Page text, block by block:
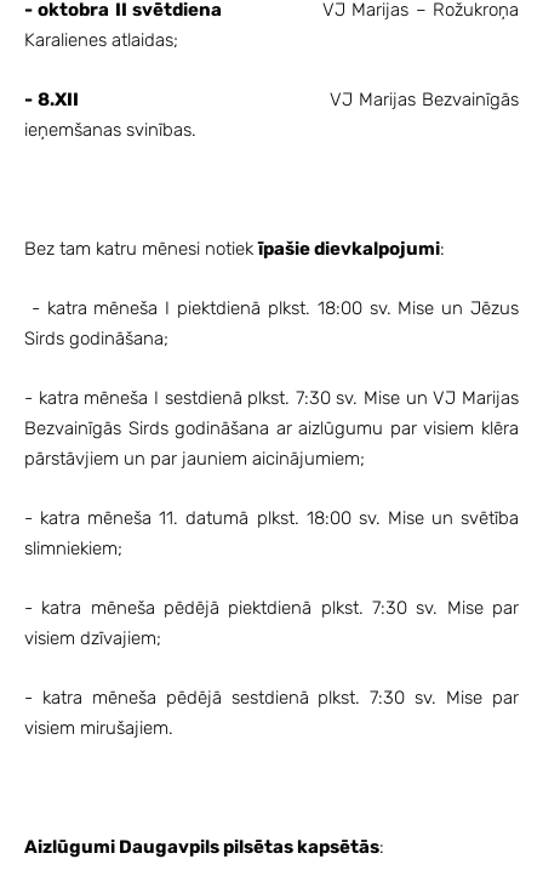
- oktobra II svētdiena
VJ Marijas – Rožukroņa
Karalienes atlaidas;
- 8.XII
VJ Marijas Bezvainīgās
ieņemšanas svinības.
Bez tam katru mēnesi notiekīpašie dievkalpojumi:
- katra mēneša I piektdienā plkst. 18:00 sv. Mise un Jēzus
Sirds godināšana;
- katra mēneša I sestdienā plkst. 7:30 sv. Mise un VJ Marijas
Bezvainīgās Sirds godināšana ar aizlūgumu par visiem klēra
pārstāvjiem un par jauniem aicinājumiem;
- katra mēneša 11. datumā plkst. 18:00 sv. Mise un svētība
slimniekiem;
- katra mēneša pēdējā piektdienā plkst. 7:30 sv. Mise par
visiem dzīvajiem;
- katra mēneša pēdējā sestdienā plkst. 7:30 sv. Mise par
visiem mirušajiem.
Aizlūgumi Daugavpils pilsētas kapsētās: